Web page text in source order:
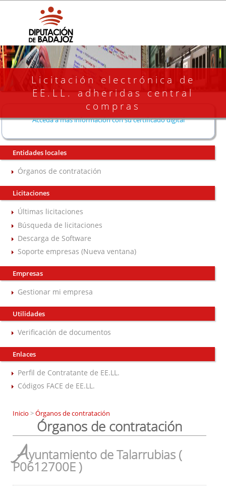
Licitación electrónica de
EE.LL. adheridas central
compras
Acceda a más información con su certificado digital
Entidades locales
Órganos de contratación
Licitaciones
Últimas licitaciones
Búsqueda de licitaciones
Descarga de Software
Soporte empresas (Nueva ventana)
Empresas
Gestionar mi empresa
Utilidades
Verificación de documentos
Enlaces
Perfil de Contratante de EE.LL.
Códigos FACE de EE.LL.
Inicio >Órganos de contratación
Órganos de contratación
Ayuntamiento de Talarrubias (
P0612700E )